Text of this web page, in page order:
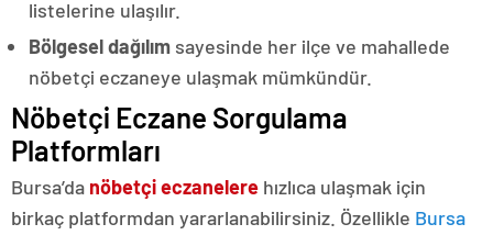
listelerine ulaşılır.
Bölgesel dağılım sayesinde her ilçe ve mahallede
nöbetçi eczaneye ulaşmak mümkündür.
Nöbetçi Eczane Sorgulama
Platformları
Bursa’da nöbetçi eczanelere hızlıca ulaşmak için
birkaç platformdan yararlanabilirsiniz. Özellikle Bursa